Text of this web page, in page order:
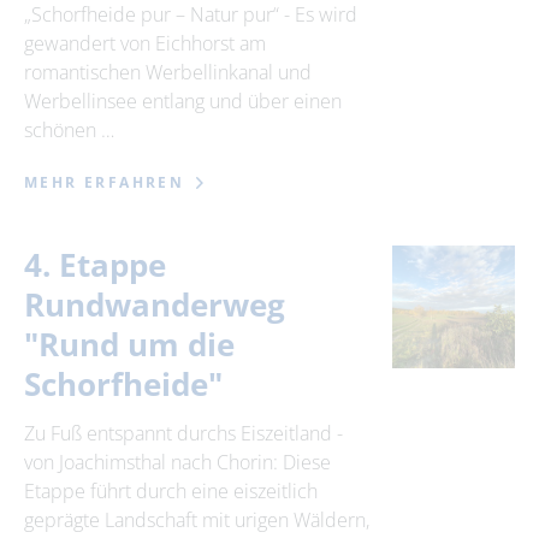
„Schorfheide pur – Natur pur“ - Es wird
gewandert von Eichhorst am
romantischen Werbellinkanal und
Werbellinsee entlang und über einen
schönen …
MEHR ERFAHREN
4. Etappe
Rundwanderweg
"Rund um die
Schorfheide"
Zu Fuß entspannt durchs Eiszeitland -
von Joachimsthal nach Chorin: Diese
Etappe führt durch eine eiszeitlich
geprägte Landschaft mit urigen Wäldern,